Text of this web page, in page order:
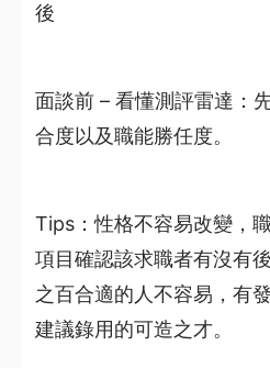
後
面談前 – 看懂測評雷達：
合度以及職能勝任度。
Tips：性格不容易改變，
項目確認該求職者有沒有
之百合適的人不容易，有
建議錄用的可造之才。